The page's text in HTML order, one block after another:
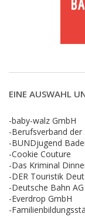
EINE AUSWAHL
-baby-walz GmbH
-Berufsverband der
-BUNDjugend
-Cookie Couture
-Das Kriminal
-DER Touristik
-Deutsche Bahn AG
-Everdrop GmbH
-